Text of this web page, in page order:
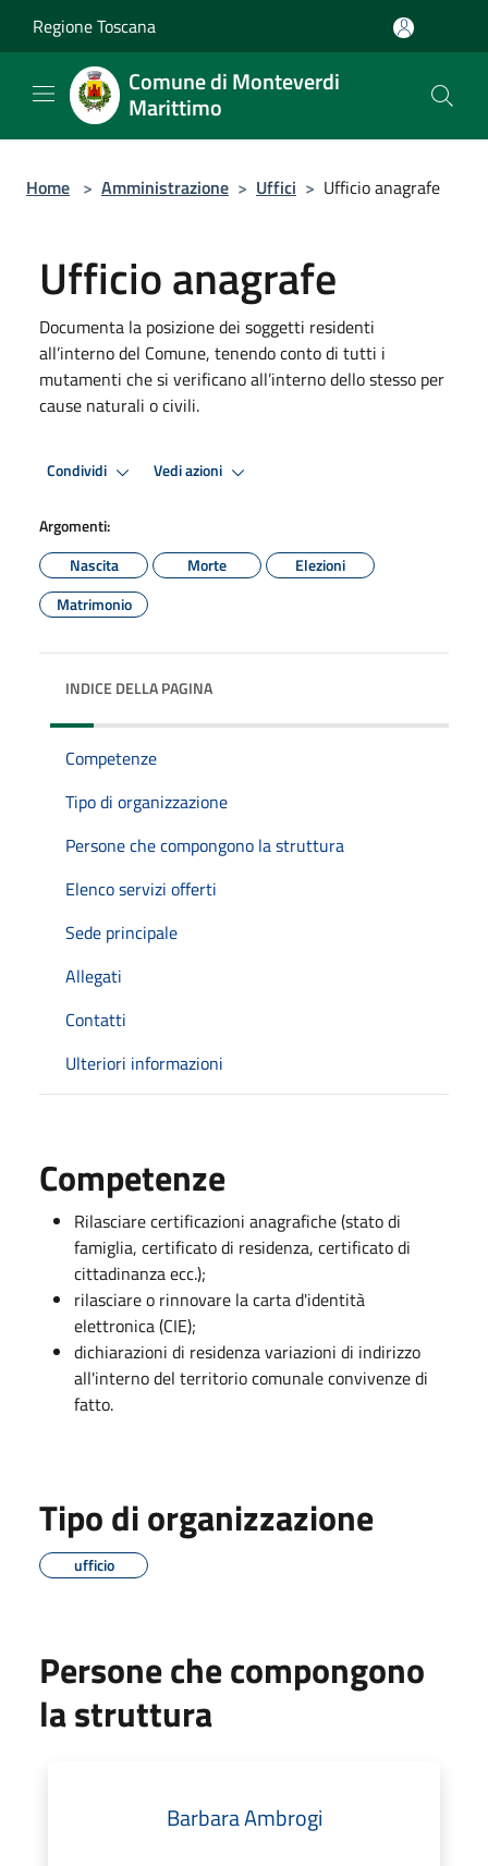
Regione Toscana
Comune di Monteverdi
Marittimo
Home > Amministrazione > Uffici > Ufficio anagrafe
Ufficio anagrafe
Documenta la posizione dei soggetti residenti
all’interno del Comune, tenendo conto di tutti i
mutamenti che si verificano all’interno dello stesso per
cause naturali o civili.
Condividi Vedi azioni
Argomenti:
Nascita
Morte
Elezioni
Matrimonio
INDICE DELLA PAGINA
Competenze
Tipo di organizzazione
Persone che compongono la struttura
Elenco servizi offerti
Sede principale
Allegati
Contatti
Ulteriori informazioni
Competenze
Rilasciare certificazioni anagrafiche (stato di
famiglia, certificato di residenza, certificato di
cittadinanza ecc.);
rilasciare o rinnovare la carta d'identità
elettronica (CIE);
dichiarazioni di residenza variazioni di indirizzo
all'interno del territorio comunale convivenze di
fatto.
Tipo di organizzazione
ufficio
Persone che compongono
la struttura
Barbara Ambrogi